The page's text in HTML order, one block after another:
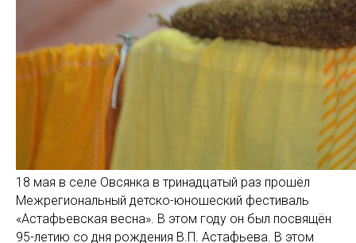
18 мая в селе Овсянка в тринадцатый раз прошёл
Межрегиональный детско-юношеский фестиваль
«Астафьевская весна». В этом году он был посвящён
95-летию со дня рождения В.П. Астафьева. В этом